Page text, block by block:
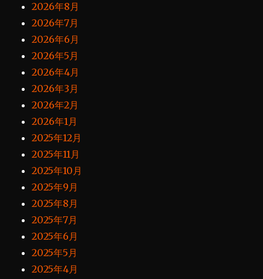
2026年8月
2026年7月
2026年6月
2026年5月
2026年4月
2026年3月
2026年2月
2026年1月
2025年12月
2025年11月
2025年10月
2025年9月
2025年8月
2025年7月
2025年6月
2025年5月
2025年4月